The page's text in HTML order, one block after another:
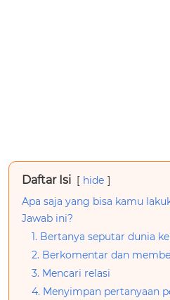
Daftar Isi
hide
Apa saja yang bisa kamu
Jawab ini?
1. Bertanya seputar dunia
2. Berkomentar dan
3. Mencari relasi
4. Menyimpan pertanyaan